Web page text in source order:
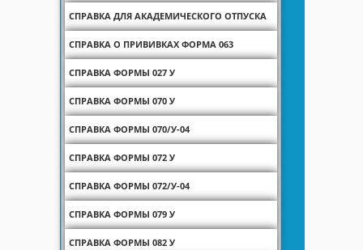
СПРАВКА ДЛЯ АКАДЕМИЧЕСКОГО ОТПУСКА
СПРАВКА О ПРИВИВКАХ ФОРМА 063
СПРАВКА ФОРМЫ 027 У
СПРАВКА ФОРМЫ 070 У
СПРАВКА ФОРМЫ 070/У-04
СПРАВКА ФОРМЫ 072 У
СПРАВКА ФОРМЫ 072/У-04
СПРАВКА ФОРМЫ 079 У
СПРАВКА ФОРМЫ 082 У